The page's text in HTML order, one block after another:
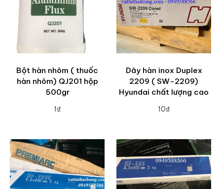
Bột hàn nhôm ( thuốc
hàn nhôm) QJ201 hộp
500gr
1₫
Dây hàn inox Duplex
2209 ( SW-2209)
Hyundai chất lượng cao
10₫